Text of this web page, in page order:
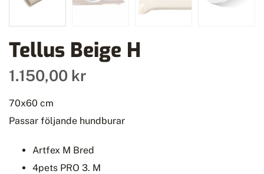
Tellus Beige H
1.150,00 kr
70x60 cm
Passar följande hundburar
Artfex M Bred
4pets PRO 3. M